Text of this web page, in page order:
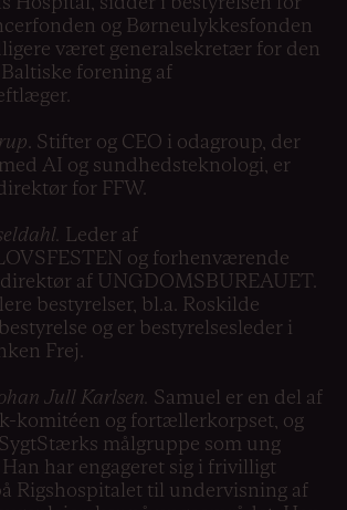
og Børneulykkesfonden
været generalsekretær for den
forening af
. Stifter og CEO i odagroup, der
AI og sundhedsteknologi, er
for FFW.
Leder af
og forhenværende
af UNGDOMSBUREAUET.
bestyrelser, bl.a. Roskilde
og er bestyrelsesleder i
Frej.
Jull Karlsen. Samuel er en del af
komitéen og fortællerkorpset, og
målgruppe som ung
har engageret sig i frivilligt
Rigshospitalet til undervisning af